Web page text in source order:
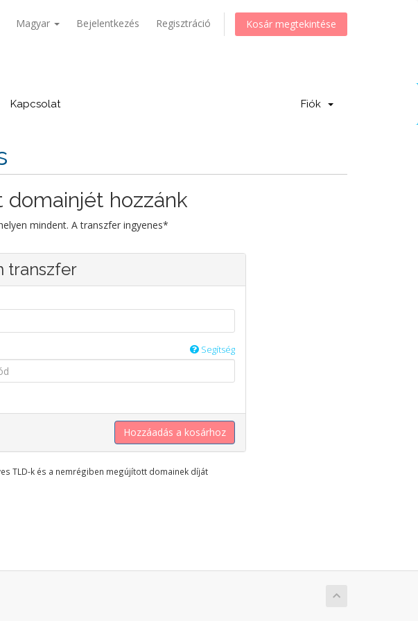
Magyar Bejelentkezés Regisztráció Kosár megtekintése
Kapcsolat Fiók
domainjét hozzánk
mindent. A transzfer ingyenes*
transzfer
Segítség
Hozzáadás a kosárhoz
TLD-k és a nemrégiben megújított domainek díját